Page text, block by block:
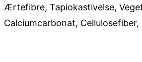
Ærtefibre, Tapiokastivelse,
Calciumcarbonat,